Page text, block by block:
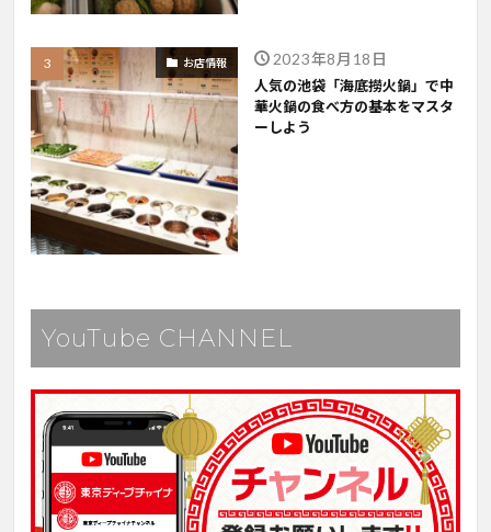
お店情報 2023年8月18日
人気の池袋「海底撈火鍋」で中
華火鍋の食べ方の基本をマスタ
ーしよう
YouTube CHANNEL